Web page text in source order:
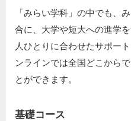
「みらい学科」の中でも、
合に、大学や短大への進学
人ひとりに合わせたサポー
ンラインでは全国どこから
とができます。
基礎コース